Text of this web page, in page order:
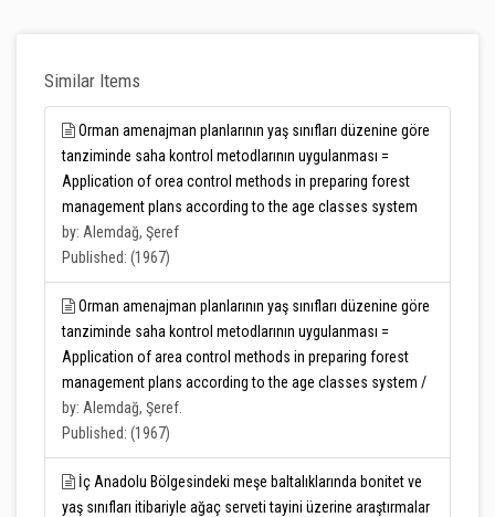
Similar Items
Orman amenajman planlarının yaş sınıfları düzenine göre
tanziminde saha kontrol metodlarının uygulanması =
Application of orea control methods in preparing forest
management plans according to the age classes system
by: Alemdağ, Şeref
Published: (1967)
Orman amenajman planlarının yaş sınıfları düzenine göre
tanziminde saha kontrol metodlarının uygulanması =
Application of area control methods in preparing forest
management plans according to the age classes system /
by: Alemdağ, Şeref.
Published: (1967)
İç Anadolu Bölgesindeki meşe baltalıklarında bonitet ve
yaş sınıfları itibariyle ağaç serveti tayini üzerine araştırmalar